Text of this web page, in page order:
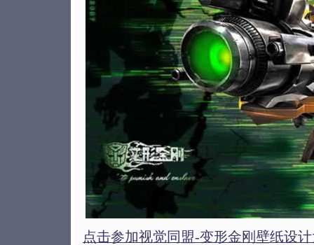
点击参加视觉同盟-变形金刚壁纸设